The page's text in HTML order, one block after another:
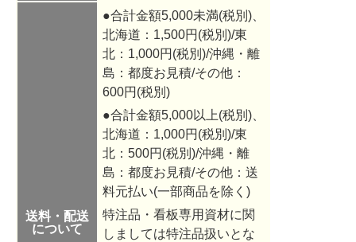
送料・配送
について
●合計金額5,000未満(税別)、
北海道：1,500円(税別)/東
北：1,000円(税別)/沖縄・離
島：都度お見積/その他：
600円(税別)
●合計金額5,000以上(税別)、
北海道：1,000円(税別)/東
北：500円(税別)/沖縄・離
島：都度お見積/その他：送
料元払い(一部商品を除く)
特注品・看板専用資材に関
しましては特注品扱いとな